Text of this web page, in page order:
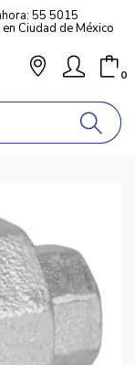
55 5015
Ciudad de México
0